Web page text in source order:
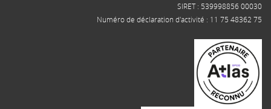
SIRET : 539998856 00030
Numéro de déclaration d'activité : 11 75 48362 75